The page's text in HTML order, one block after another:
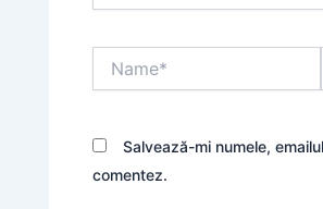
Salvează-mi numele,
comentez.